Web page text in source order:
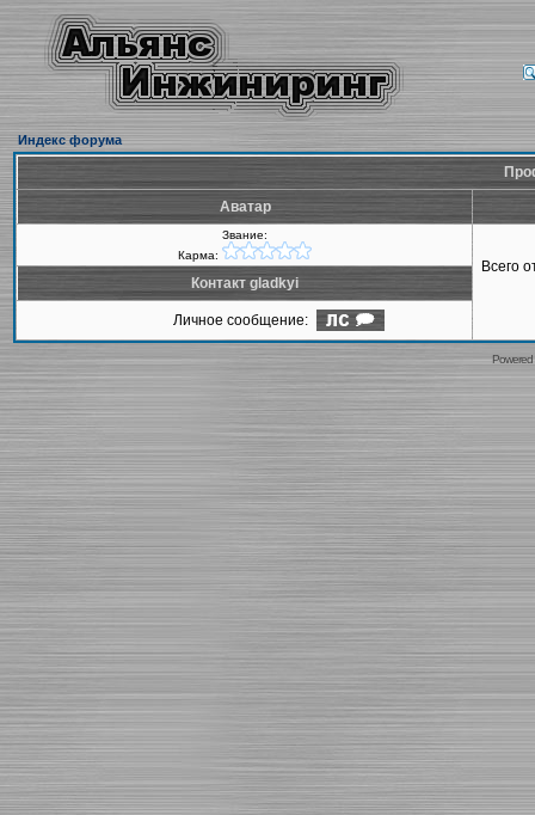
Индекс форума
Аватар
Звание:
Карма:
Всего
Контакт gladkyi
Личное сообщение: